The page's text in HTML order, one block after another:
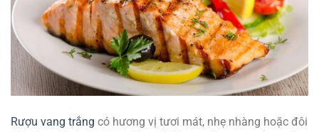
Rượu vang trắng có hương vị tươi mát, nhẹ nhàng hoặc đôi